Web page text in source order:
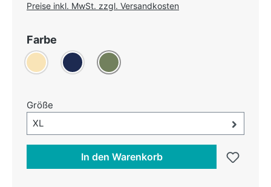
Preise inkl. MwSt. zzgl. Versandkosten
Farbe
Beige DunkelblauKhaki
Größe
Größe-Auswahl öffnen, aktuell ausgewählt:
XL
In den Warenkorb